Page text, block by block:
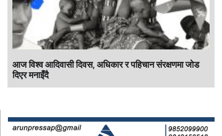
आज विश्व आदिवासी दिवस, अधिकार र पहिचान संरक्षणमा जोड
दिएर मनाइँदै